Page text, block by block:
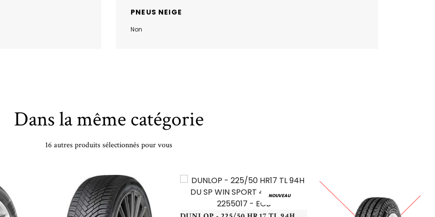
PNEUS NEIGE
Non
Dans la même catégorie
16 autres produits sélectionnés pour vous
NOUVEAU